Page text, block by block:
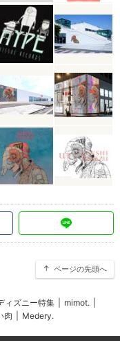
ページの先頭へ
ィズニー特集 mimot.
肉 Medery.